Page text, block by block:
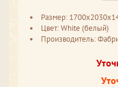
Размер:
Цвет: White (белый)
Производитель: